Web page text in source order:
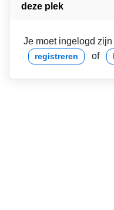
deze plek
Je moet ingelogd
registreren of